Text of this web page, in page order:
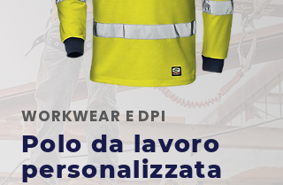
WORKWEAR E DPI
Polo da lavoro
personalizzata